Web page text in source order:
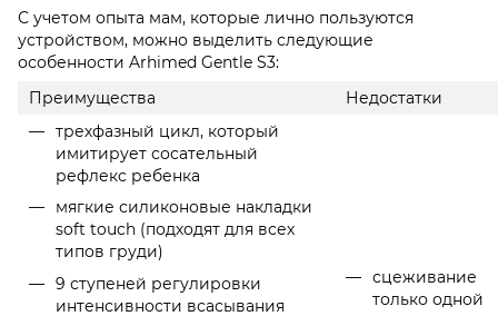
С учетом опыта мам, которые лично пользуются
устройством, можно выделить следующие
особенности Arhimed Gentle S3:
Преимущества
Недостатки
трехфазный цикл, который
имитирует сосательный
рефлекс ребенка
мягкие силиконовые накладки
soft touch (подходят для всех
типов груди)
9 ступеней регулировки
интенсивности всасывания
сцеживание
только одной